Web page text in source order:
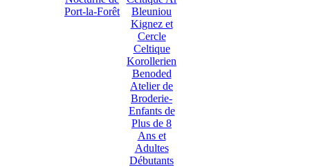
Port-la-Forêt
Bleuniou
Kignez et
Cercle
Celtique
Korollerien
Benoded
Atelier de
Broderie-
Enfants de
Plus de 8
Ans et
Adultes
Débutants